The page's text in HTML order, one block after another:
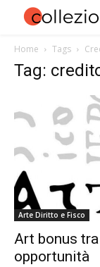
Home Tags
Tag:
Arte Diritto e Fisco
Art bonus
opportunità